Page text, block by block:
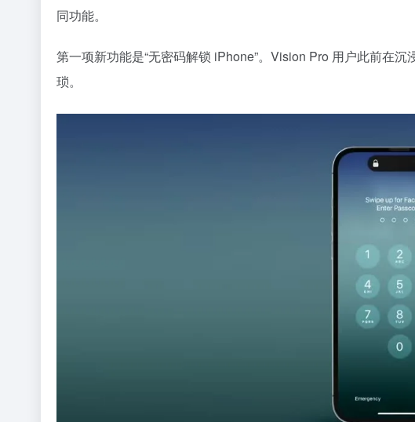
同功能。
第一项新功能是“无密码解锁 iPhone”。Vision Pro 用户此前在
琐。